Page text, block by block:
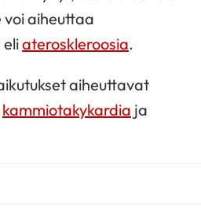
voi aiheuttaa
ateroskleroosia.
aiheuttavat
kammiotakykardia ja